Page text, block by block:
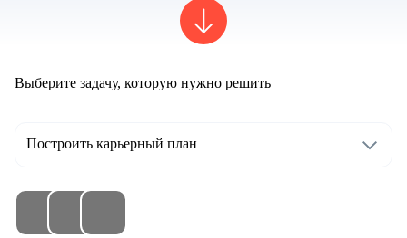
Выберите задачу, которую нужно решить
Построить карьерный план